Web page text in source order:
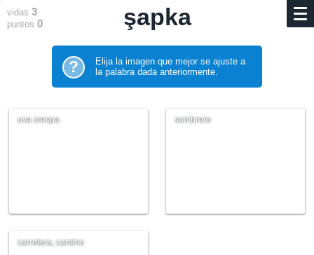
vidas 3
puntos 0 şapka
?
Elija la imagen que mejor se ajuste a
la palabra dada anteriormente.
uva crespa sombrero
carretera, camino